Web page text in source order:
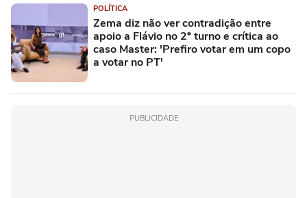
POLÍTICA
Zema diz não ver contradição entre
apoio a Flávio no 2º turno e crítica ao
caso Master: 'Prefiro votar em um copo
a votar no PT'
PUBLICIDADE